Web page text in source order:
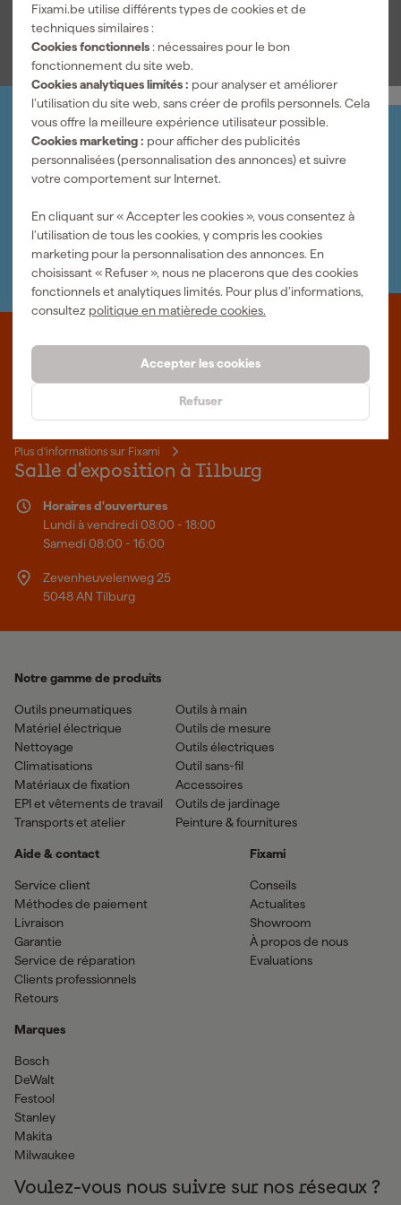
Fixami.be utilise différents types de cookies et de
techniques similaires :
Cookies fonctionnels : nécessaires pour le bon
fonctionnement du site web.
Cookies analytiques limités : pour analyser et améliorer
l’utilisation du site web, sans créer de profils personnels. Cela
vous offre la meilleure expérience utilisateur possible.
Cookies marketing : pour afficher des publicités
personnalisées (personnalisation des annonces) et suivre
votre comportement sur Internet.
En cliquant sur « Accepter les cookies », vous consentez à
l’utilisation de tous les cookies, y compris les cookies
marketing pour la personnalisation des annonces. En
choisissant « Refuser », nous ne placerons que des cookies
fonctionnels et analytiques limités. Pour plus d’informations,
consultez politique en matièrede cookies.
Accepter les cookies
Refuser
Voir toutes les caractéristiques
Organisez-le vous-même
Connectez-vous et gérez vos commandes et vos
Bulletin
Nous sommes heureux de vous aider
Nous nous ferons un plaisir de vous aider. Contactez l'un
de nos spécialistes.
Que représente Fixami?
Des outils professionnels et des conseils personnalisés : nous
sommes le spécialiste en ligne, quel que soit votre projet. Fixami
fait mieux.
Plus d'informations sur Fixami
Salle d'exposition à Tilburg
Horaires d'ouvertures
Lundi à vendredi 08:00 - 18:00
Samedi 08:00 - 16:00
Zevenheuvelenweg 25
5048 AN Tilburg
Notre gamme de produits
Outils pneumatiques
Matériel électrique
Nettoyage
Climatisations
Matériaux de fixation
EPI et vêtements de travail
Transports et atelier
Outils à main
Outils de mesure
Outils électriques
Outil sans-fil
Accessoires
Outils de jardinage
Peinture & fournitures
Aide & contact
Service client
Méthodes de paiement
Livraison
Garantie
Service de réparation
Clients professionnels
Retours
Marques
Bosch
DeWalt
Festool
Stanley
Makita
Milwaukee
Fixami
Conseils
Actualites
Showroom
À propos de nous
Evaluations
Voulez-vous nous suivre sur nos réseaux ?